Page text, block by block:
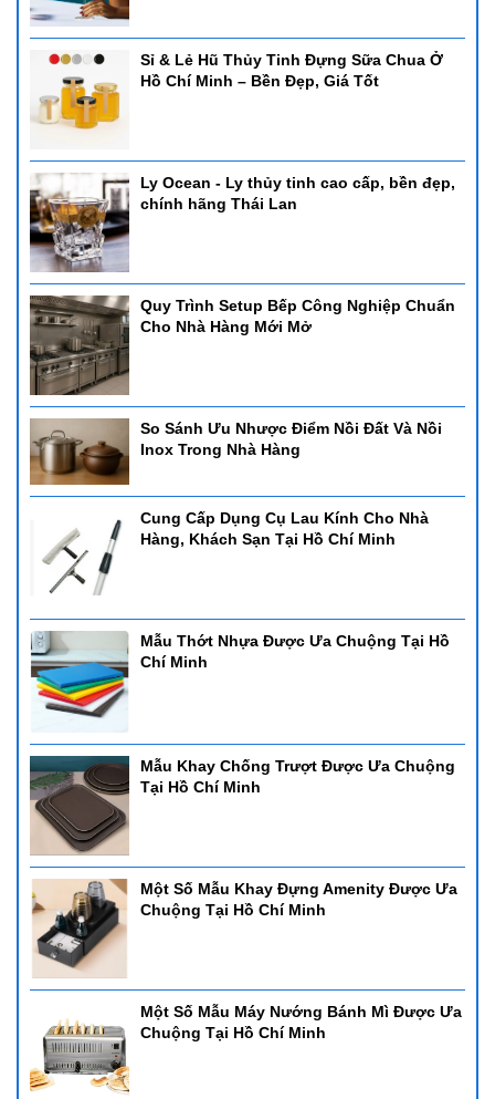
Sỉ & Lẻ Hũ Thủy Tinh Đựng Sữa Chua Ở
Hồ Chí Minh – Bền Đẹp, Giá Tốt
Ly Ocean - Ly thủy tinh cao cấp, bền đẹp,
chính hãng Thái Lan
Quy Trình Setup Bếp Công Nghiệp Chuẩn
Cho Nhà Hàng Mới Mở
So Sánh Ưu Nhược Điểm Nồi Đất Và Nồi
Inox Trong Nhà Hàng
Cung Cấp Dụng Cụ Lau Kính Cho Nhà
Hàng, Khách Sạn Tại Hồ Chí Minh
Mẫu Thớt Nhựa Được Ưa Chuộng Tại Hồ
Chí Minh
Mẫu Khay Chống Trượt Được Ưa Chuộng
Tại Hồ Chí Minh
Một Số Mẫu Khay Đựng Amenity Được Ưa
Chuộng Tại Hồ Chí Minh
Một Số Mẫu Máy Nướng Bánh Mì Được Ưa
Chuộng Tại Hồ Chí Minh